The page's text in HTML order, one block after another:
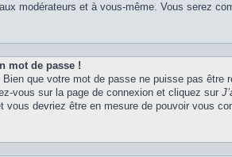
modérateurs et à vous-même. Vous serez
mot de passe !
Bien que votre mot de passe ne puisse pas être
vous sur la page de connexion et cliquez sur
vous devriez être en mesure de pouvoir vous